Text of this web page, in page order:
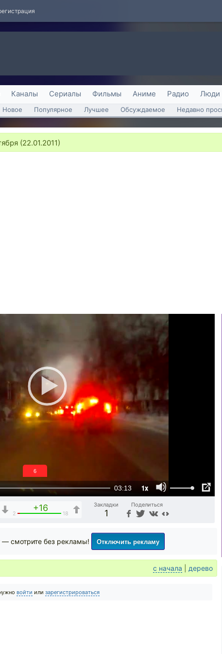
Каналы Сериалы Фильмы Аниме Радио Люди
Новое Популярное Лучшее Обсуждаемое Недавно
(22.01.2011)
03:13 1x
6
+16
2 18
Закладки
1
Поделиться
смотрите без рекламы! Отключить рекламу
с начала дерево
войти или зарегистрироваться